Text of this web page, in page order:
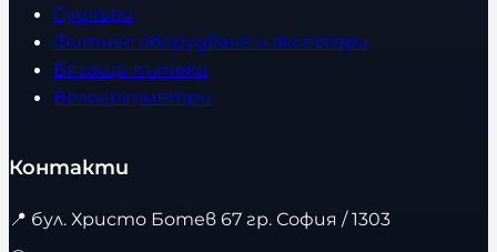
Суичъри
Фитнес оборудване и аксесоари
Бягащи пътеки
Велоергометри
Контакти
📍 бул. Христо Ботев 67 гр. София / 1303